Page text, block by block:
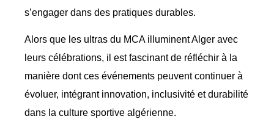
s’engager dans des pratiques durables.
Alors que les ultras du MCA illuminent Alger avec
leurs célébrations, il est fascinant de réfléchir à la
manière dont ces événements peuvent continuer à
évoluer, intégrant innovation, inclusivité et durabilité
dans la culture sportive algérienne.